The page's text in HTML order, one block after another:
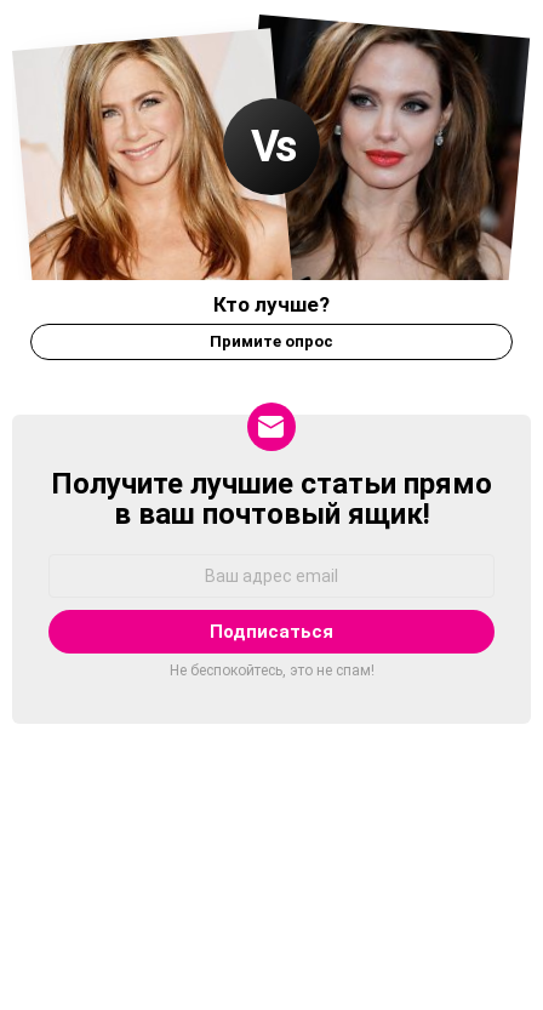
Кто лучше?
Примите опрос
NEWSLETTER
Получите лучшие статьи прямо
в ваш почтовый ящик!
Не беспокойтесь, это не спам!